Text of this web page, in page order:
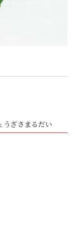
うざさまるだい